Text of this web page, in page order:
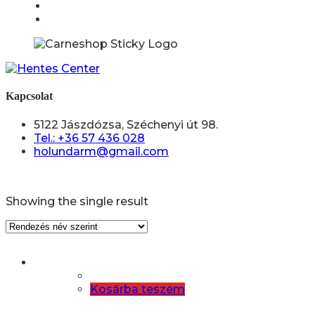
Kapcsolat
5122 Jászdózsa, Széchenyi út 98.
Tel.: +36 57 436 028
holundarm@gmail.com
Showing the single result
Kosárba teszem